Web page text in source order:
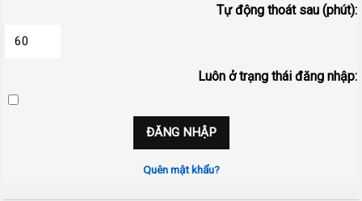
Tự động thoát sau (phút):
Luôn ở trạng thái đăng nhập:
Quên mật khẩu?